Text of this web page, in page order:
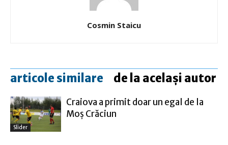
Cosmin Staicu
articole similare de la același autor
Slider
Craiova a primit doar un egal de la
Moş Crăciun